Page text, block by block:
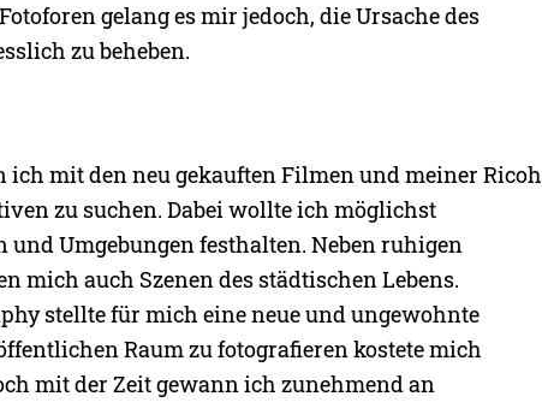
gelang es mir jedoch, die Ursache des
zu beheben.
ich mit den neu gekauften Filmen und meiner Ricoh
zu suchen. Dabei wollte ich möglichst
Umgebungen festhalten. Neben ruhigen
mich auch Szenen des städtischen Lebens.
stellte für mich eine neue und ungewohnte
Raum zu fotografieren kostete mich
mit der Zeit gewann ich zunehmend an